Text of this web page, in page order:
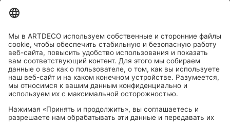
БОЛЕЕ 1000 МАГАЗИНОВ В ГЕРМАНИИ, АВСТРИИ, ШВЕЙЦАРИИ.